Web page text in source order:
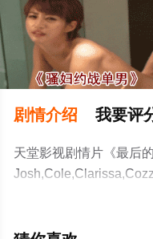
剧情介绍 我要评
天堂影视剧情片《最后
等演员精彩演绎的美国
至豆瓣电影、电视猫或